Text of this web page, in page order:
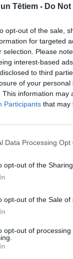
Tētiem - Do
opt-out of the sale,
for targeted
selection. Please
interest-based
to third
of your personal
This information may
Participants that may
Data Processing Opt
opt-out of the
opt-out of the Sale of
opt-out of
ģimenes,
risks